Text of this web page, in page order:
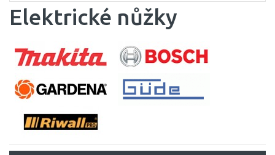
Elektrické nůžky